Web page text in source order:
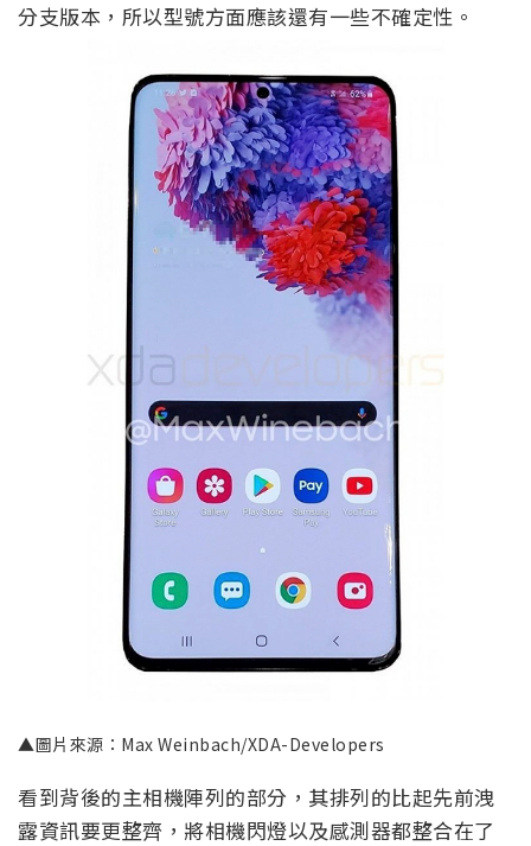
分支版本，所以型號方面應該還有一些不確定性。
▲圖片來源：Max Weinbach/XDA-Developers
看到背後的主相機陣列的部分，其排列的比起先前洩
露資訊要更整齊，將相機閃燈以及感測器都整合在了